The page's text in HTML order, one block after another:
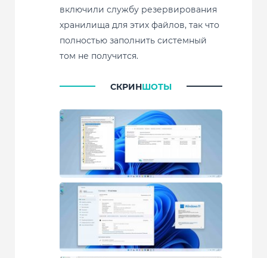
включили службу резервирования
хранилища для этих файлов, так что
полностью заполнить системный
том не получится.
СКРИНШОТЫ